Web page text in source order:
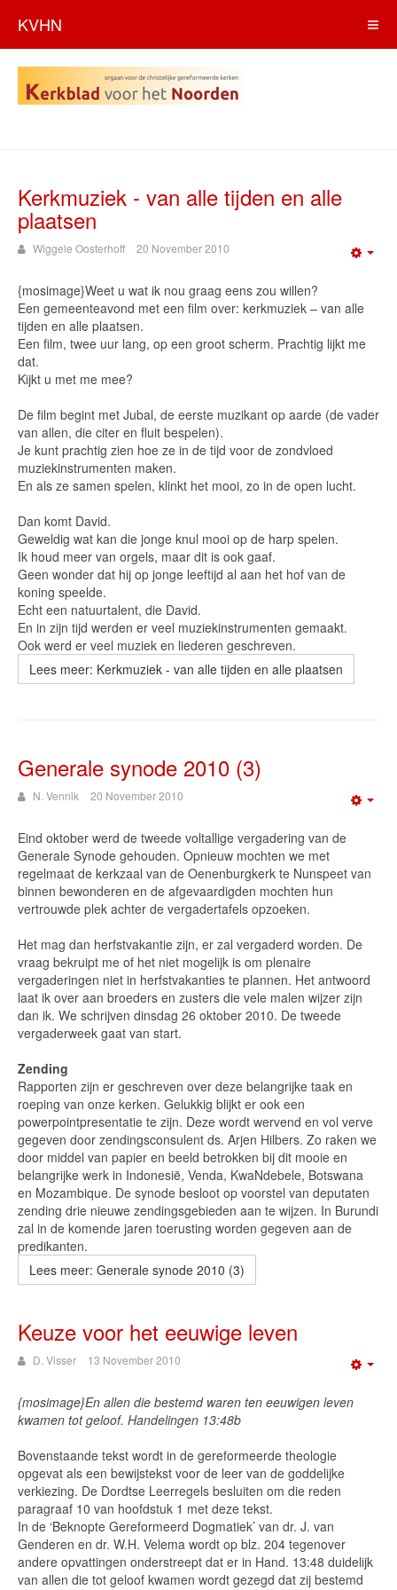
KVHN
Kerkmuziek - van alle tijden en alle
plaatsen
Wiggele Oosterhoff 20 November 2010
{mosimage}Weet u wat ik nou graag eens zou willen?
Een gemeenteavond met een film over: kerkmuziek – van alle
tijden en alle plaatsen.
Een film, twee uur lang, op een groot scherm. Prachtig lijkt me
dat.
Kijkt u met me mee?
De film begint met Jubal, de eerste muzikant op aarde (de vader
van allen, die citer en fluit bespelen).
Je kunt prachtig zien hoe ze in de tijd voor de zondvloed
muziekinstrumenten maken.
En als ze samen spelen, klinkt het mooi, zo in de open lucht.
Dan komt David.
Geweldig wat kan die jonge knul mooi op de harp spelen.
Ik houd meer van orgels, maar dit is ook gaaf.
Geen wonder dat hij op jonge leeftijd al aan het hof van de
koning speelde.
Echt een natuurtalent, die David.
En in zijn tijd werden er veel muziekinstrumenten gemaakt.
Ook werd er veel muziek en liederen geschreven.
Lees meer: Kerkmuziek - van alle tijden en alle plaatsen
Generale synode 2010 (3)
N. Vennik 20 November 2010
Eind oktober werd de tweede voltallige vergadering van de
Generale Synode gehouden. Opnieuw mochten we met
regelmaat de kerkzaal van de Oenenburgkerk te Nunspeet van
binnen bewonderen en de afgevaardigden mochten hun
vertrouwde plek achter de vergadertafels opzoeken.
Het mag dan herfstvakantie zijn, er zal vergaderd worden. De
vraag bekruipt me of het niet mogelijk is om plenaire
vergaderingen niet in herfstvakanties te plannen. Het antwoord
laat ik over aan broeders en zusters die vele malen wijzer zijn
dan ik. We schrijven dinsdag 26 oktober 2010. De tweede
vergaderweek gaat van start.
Zending
Rapporten zijn er geschreven over deze belangrijke taak en
roeping van onze kerken. Gelukkig blijkt er ook een
powerpointpresentatie te zijn. Deze wordt wervend en vol verve
gegeven door zendingsconsulent ds. Arjen Hilbers. Zo raken we
door middel van papier en beeld betrokken bij dit mooie en
belangrijke werk in Indonesië, Venda, KwaNdebele, Botswana
en Mozambique. De synode besloot op voorstel van deputaten
zending drie nieuwe zendingsgebieden aan te wijzen. In Burundi
zal in de komende jaren toerusting worden gegeven aan de
predikanten.
Lees meer: Generale synode 2010 (3)
Keuze voor het eeuwige leven
D. Visser 13 November 2010
{mosimage}En allen die bestemd waren ten eeuwigen leven
kwamen tot geloof. Handelingen 13:48b
Bovenstaande tekst wordt in de gereformeerde theologie
opgevat als een bewijstekst voor de leer van de goddelijke
verkiezing. De Dordtse Leerregels besluiten om die reden
paragraaf 10 van hoofdstuk 1 met deze tekst.
In de ‘Beknopte Gereformeerd Dogmatiek’ van dr. J. van
Genderen en dr. W.H. Velema wordt op blz. 204 tegenover
andere opvattingen onderstreept dat er in Hand. 13:48 duidelijk
van allen die tot geloof kwamen wordt gezegd dat zij bestemd